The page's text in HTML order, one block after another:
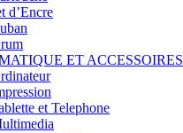
d’Encre
ET ACCESSOIRES
et Telephone